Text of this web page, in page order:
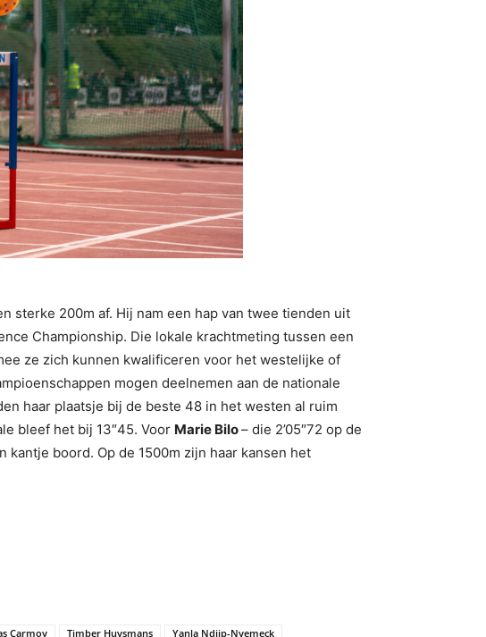
sterke 200m af. Hij nam een hap van twee tienden uit
Championship. Die lokale krachtmeting tussen een
ze zich kunnen kwalificeren voor het westelijke of
mogen deelnemen aan de nationale
haar plaatsje bij de beste 48 in het westen al ruim
bleef het bij 13″45. Voor Marie Bilo– die 2’05″72 op de
kantje boord. Op de 1500m zijn haar kansen het
Carmoy Timber Huysmans Yanla Ndjip-Nyemeck